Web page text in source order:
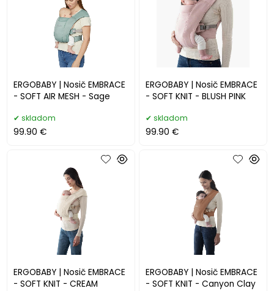
ERGOBABY | Nosič EMBRACE
- SOFT AIR MESH - Sage
skladom
99.90 €
ERGOBABY | Nosič EMBRACE
- SOFT KNIT - BLUSH PINK
skladom
99.90 €
ERGOBABY | Nosič EMBRACE
- SOFT KNIT - CREAM
ERGOBABY | Nosič EMBRACE
- SOFT KNIT - Canyon Clay